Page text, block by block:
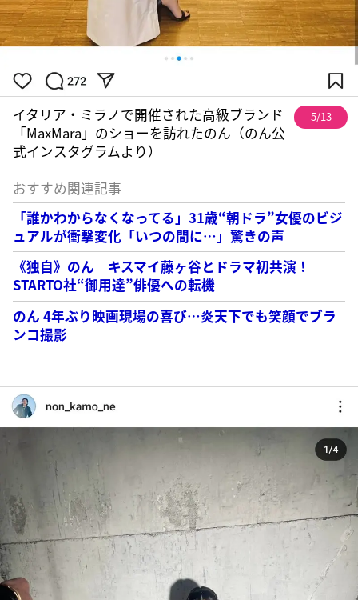
イタリア・ミラノで開催された高級ブランド
「MaxMara」のショーを訪れたのん（のん公
式インスタグラムより）
5/13
おすすめ関連記事
「誰かわからなくなってる」31歳“朝ドラ”女優のビジ
ュアルが衝撃変化「いつの間に…」驚きの声
《独自》のん キスマイ藤ヶ谷とドラマ初共演！
STARTO社“御用達”俳優への転機
のん 4年ぶり映画現場の喜び…炎天下でも笑顔でブラ
ンコ撮影